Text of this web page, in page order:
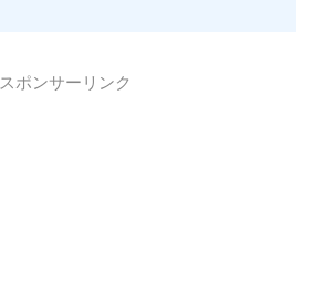
スポンサーリンク